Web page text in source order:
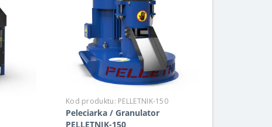
Kod produktu: PELLETNIK-150
Peleciarka / Granulator
PELLETNIK-150